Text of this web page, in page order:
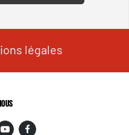
légales